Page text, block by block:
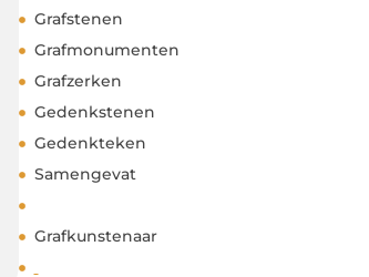
Grafstenen
Grafmonumenten
Grafzerken
Gedenkstenen
Gedenkteken
Samengevat
Grafkunstenaar